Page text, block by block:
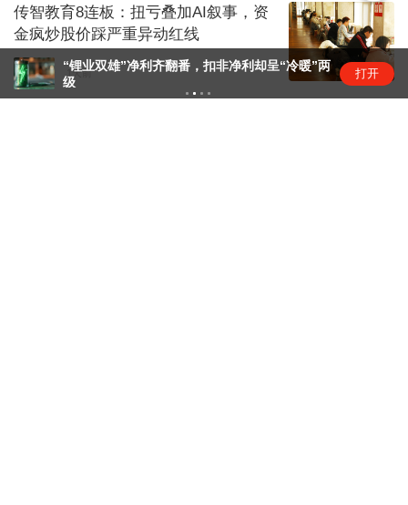
传智教育8连板：扭亏叠加AI叙事，资
金疯炒股价踩严重异动红线
资本风云 1天前
“锂业双雄”净利齐翻番，扣非净利却呈“冷暖”两
级
打开